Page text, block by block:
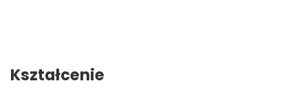
Kształcenie